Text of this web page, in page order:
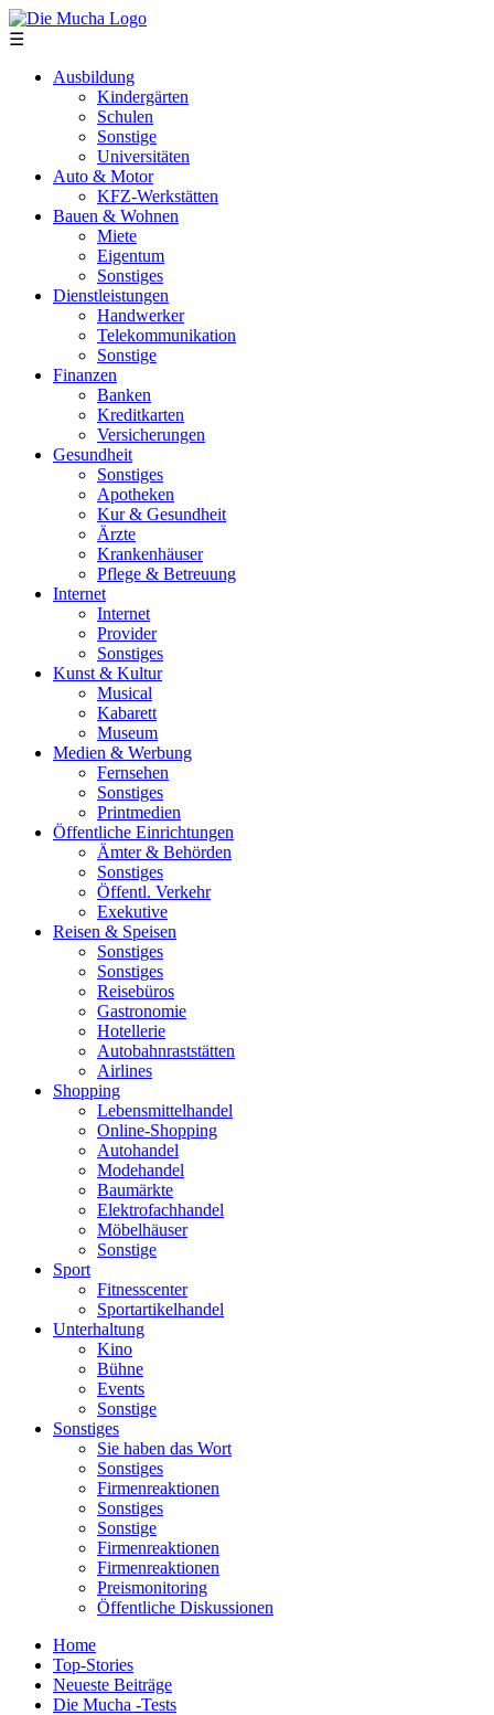
Direkt zum Inhalt
☰
Ausbildung
Kindergärten
Schulen
Sonstige
Universitäten
Auto & Motor
KFZ-Werkstätten
Bauen & Wohnen
Miete
Eigentum
Sonstiges
Dienstleistungen
Handwerker
Telekommunikation
Sonstige
Finanzen
Banken
Kreditkarten
Versicherungen
Gesundheit
Sonstiges
Apotheken
Kur & Gesundheit
Ärzte
Krankenhäuser
Pflege & Betreuung
Internet
Internet
Provider
Sonstiges
Kunst & Kultur
Musical
Kabarett
Museum
Medien & Werbung
Fernsehen
Sonstiges
Printmedien
Öffentliche Einrichtungen
Ämter & Behörden
Sonstiges
Öffentl. Verkehr
Exekutive
Reisen & Speisen
Sonstiges
Sonstiges
Reisebüros
Gastronomie
Hotellerie
Autobahnraststätten
Airlines
Shopping
Lebensmittelhandel
Online-Shopping
Autohandel
Modehandel
Baumärkte
Elektrofachhandel
Möbelhäuser
Sonstige
Sport
Fitnesscenter
Sportartikelhandel
Unterhaltung
Kino
Bühne
Events
Sonstige
Sonstiges
Sie haben das Wort
Sonstiges
Firmenreaktionen
Sonstiges
Sonstige
Firmenreaktionen
Firmenreaktionen
Preismonitoring
Öffentliche Diskussionen
Home
Top-Stories
Neueste Beiträge
Die Mucha -Tests